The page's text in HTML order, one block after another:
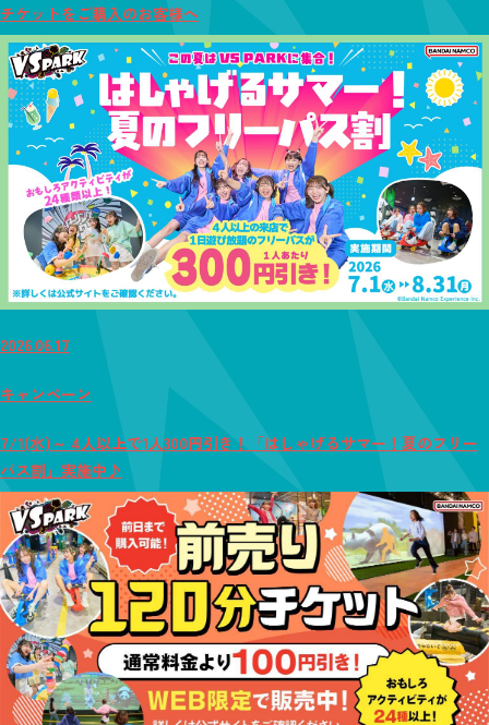
チケットをご購入のお客様へ
2026.06.17
キャンペーン
7/1(水)～ 4人以上で1人300円引き！「はしゃげるサマー！夏のフリー
パス割」実施中♪